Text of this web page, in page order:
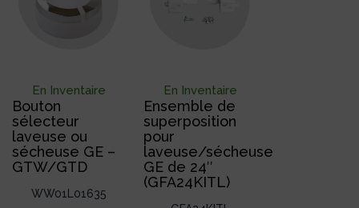
En Inventaire
Bouton
sélecteur
laveuse ou
sécheuse GE –
GTW/GTD
WW01L01635
En Inventaire
Ensemble de
superposition
pour
laveuse/sécheuse
GE de 24″
(GFA24KITL)